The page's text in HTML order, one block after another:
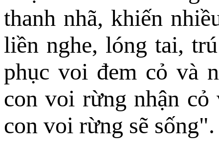
thanh nhã, khiến
liền nghe, lóng tai,
phục voi đem cỏ và
con voi rừng nhận
con voi rừng sẽ sống".